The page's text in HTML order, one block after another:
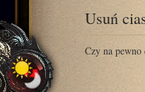
Usuń
Czy na pewno